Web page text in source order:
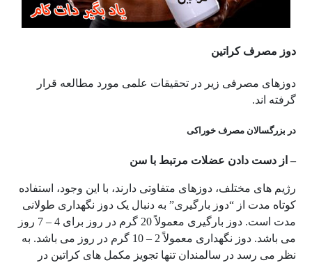
دوز مصرف کراتین
دوزهای مصرفی زیر در تحقیقات علمی مورد مطالعه قرار
گرفته اند.
در بزرگسالان مصرف خوراکی
– از دست دادن عضلات مرتبط با سن
رژیم های مختلف، دوزهای متفاوتی دارند، با این وجود، استفاده
کوتاه مدت از “دوز بارگیری” به دنبال یک دوز نگهداری طولانی
مدت است. دوز بارگیری معمولاً 20 گرم در روز برای 4 – 7 روز
می باشد. دوز نگهداری معمولاً 2 – 10 گرم در روز می باشد. به
نظر می رسد در سالمندان تنها تجویز مکمل های کراتین در